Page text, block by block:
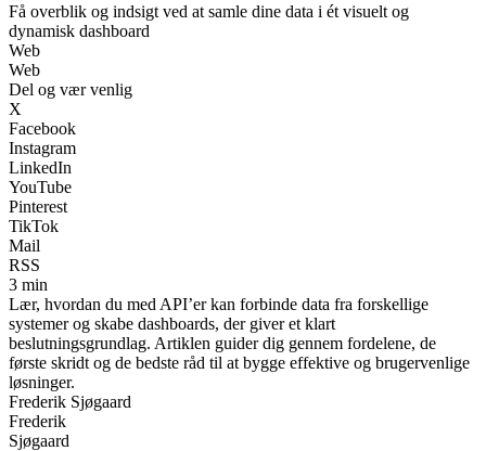
Få overblik og indsigt ved at samle dine data i ét visuelt og
dynamisk dashboard
Web
Web
Del og vær venlig
X
Facebook
Instagram
LinkedIn
YouTube
Pinterest
TikTok
Mail
RSS
3 min
Lær, hvordan du med API’er kan forbinde data fra forskellige
systemer og skabe dashboards, der giver et klart
beslutningsgrundlag. Artiklen guider dig gennem fordelene, de
første skridt og de bedste råd til at bygge effektive og brugervenlige
løsninger.
Frederik Sjøgaard
Frederik
Sjøgaard